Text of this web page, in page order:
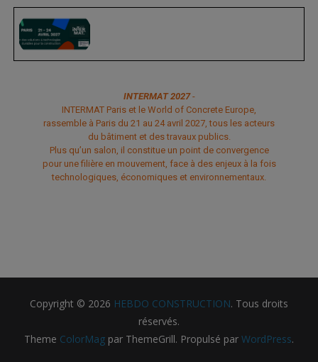
INTERMAT 2027-
INTERMAT Paris et le World of Concrete Europe,
rassemble à Paris du 21 au 24 avril 2027, tous les acteurs
du bâtiment et des travaux publics.
Plus qu’un salon, il constitue un point de convergence
pour une filière en mouvement, face à des enjeux à la fois
technologiques, économiques et environnementaux.
Copyright © 2026 HEBDO CONSTRUCTION. Tous droits
réservés.
Theme ColorMag par ThemeGrill. Propulsé par WordPress.